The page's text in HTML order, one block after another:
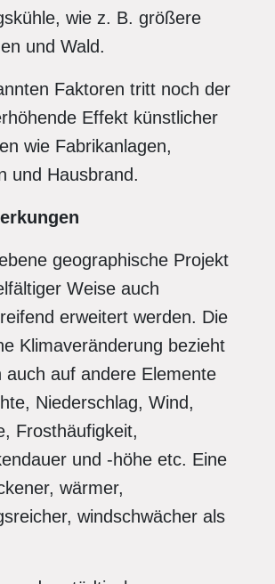
wie z. B. größere
und Wald.
Faktoren tritt noch der
Effekt künstlicher
wie Fabrikanlagen,
und Hausbrand.
geographische Projekt
Weise auch
erweitert werden. Die
Klimaveränderung bezieht
auch auf andere Elemente
Niederschlag, Wind,
Frosthäufigkeit,
und -höhe etc. Eine
wärmer,
windschwächer als